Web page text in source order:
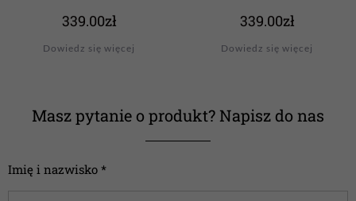
339.00zł
Dowiedz się więcej
339.00zł
Dowiedz się więcej
Masz pytanie o produkt? Napisz do nas
Imię i nazwisko *